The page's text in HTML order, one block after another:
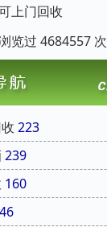
上门回收
览过 4684557 次
223
239
160